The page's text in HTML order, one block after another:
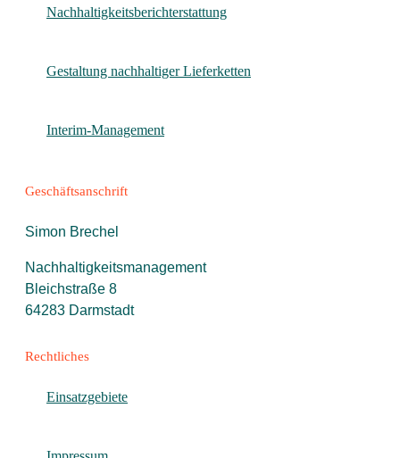
Nachhaltigkeitsberichterstattung
Gestaltung nachhaltiger Lieferketten
Interim-Management
Geschäftsanschrift
Simon Brechel
Nachhaltigkeitsmanagement
Bleichstraße 8
64283 Darmstadt
Rechtliches
Einsatzgebiete